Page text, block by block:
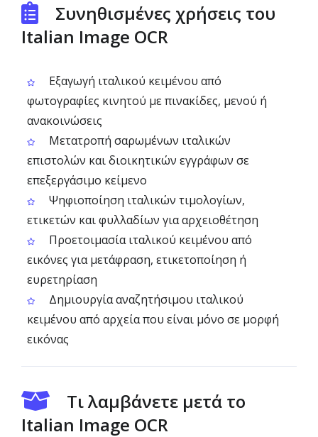
Συνηθισμένες χρήσεις του
Italian Image OCR
Εξαγωγή ιταλικού κειμένου από
φωτογραφίες κινητού με πινακίδες, μενού ή
ανακοινώσεις
Μετατροπή σαρωμένων ιταλικών
επιστολών και διοικητικών εγγράφων σε
επεξεργάσιμο κείμενο
Ψηφιοποίηση ιταλικών τιμολογίων,
ετικετών και φυλλαδίων για αρχειοθέτηση
Προετοιμασία ιταλικού κειμένου από
εικόνες για μετάφραση, ετικετοποίηση ή
ευρετηρίαση
Δημιουργία αναζητήσιμου ιταλικού
κειμένου από αρχεία που είναι μόνο σε μορφή
εικόνας
Τι λαμβάνετε μετά το
Italian Image OCR